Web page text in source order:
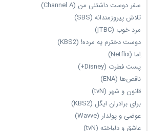
سفر دوست‌ داشتنی من (Channel A)
تلاش پیروزمندانه (SBS)
مرد خوب (jTBC)
دوست دخترم یه مرده! (KBS2)
اِما (Netflix)
پست فطرت (Disney+)
ناقص‌ها (ENA)
قانون و شهر (tvN)
برای برادران ایگل (KBS2)
عوضی و پولدار (Wavve)
عاشق و دلباخته (tvN)